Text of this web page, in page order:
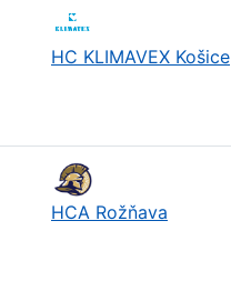
HC KLIMAVEX Košice
HCA Rožňava